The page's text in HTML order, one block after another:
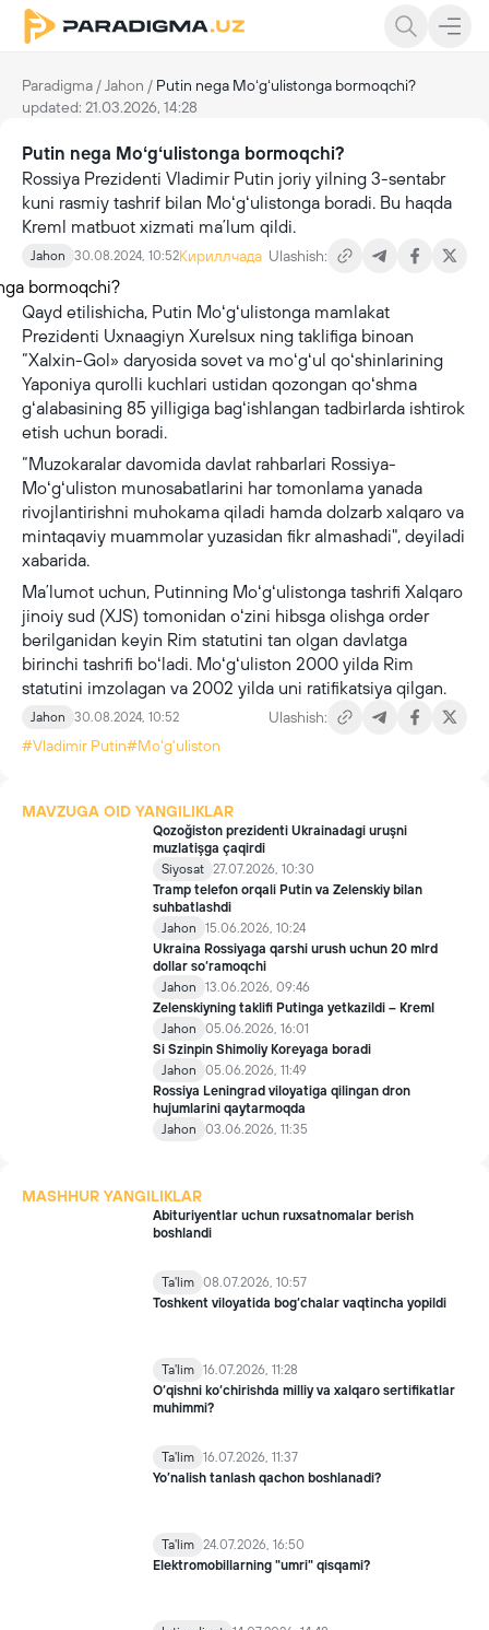
Paradigma / Jahon / Putin nega Moʻgʻulistonga bormoqchi?
updated: 21.03.2026, 14:28
Putin nega Moʻgʻulistonga bormoqchi?
Rossiya Prezidenti Vladimir Putin joriy yilning 3-sentabr
kuni rasmiy tashrif bilan Moʻgʻulistonga boradi. Bu haqda
Kreml matbuot xizmati maʼlum qildi.
Jahon 30.08.2024, 10:52Кириллчада Ulashish:
Qayd etilishicha, Putin Moʻgʻulistonga mamlakat
Prezidenti Uxnaagiyn Xurelsux ning taklifiga binoan
“Xalxin-Gol» daryosida sovet va moʻgʻul qoʻshinlarining
Yaponiya qurolli kuchlari ustidan qozongan qoʻshma
gʻalabasining 85 yilligiga bagʻishlangan tadbirlarda ishtirok
etish uchun boradi.
“Muzokaralar davomida davlat rahbarlari Rossiya-
Moʻgʻuliston munosabatlarini har tomonlama yanada
rivojlantirishni muhokama qiladi hamda dolzarb xalqaro va
mintaqaviy muammolar yuzasidan fikr almashadi", deyiladi
xabarida.
Maʼlumot uchun, Putinning Moʻgʻulistonga tashrifi Xalqaro
jinoiy sud (XJS) tomonidan oʻzini hibsga olishga order
berilganidan keyin Rim statutini tan olgan davlatga
birinchi tashrifi boʻladi. Moʻgʻuliston 2000 yilda Rim
statutini imzolagan va 2002 yilda uni ratifikatsiya qilgan.
Jahon 30.08.2024, 10:52
Ulashish:
#Vladimir Putin#Mo'g'uliston
MAVZUGA OID YANGILIKLAR
Qozoğiston prezidenti Ukrainadagi uruşni
muzlatişga çaqirdi
Siyosat 27.07.2026, 10:30
Tramp telefon orqali Putin va Zelenskiy bilan
suhbatlashdi
Jahon
15.06.2026, 10:24
Ukraina Rossiyaga qarshi urush uchun 20 mlrd
dollar so‘ramoqchi
Jahon
13.06.2026, 09:46
Zelenskiyning taklifi Putinga yetkazildi – Kreml
Jahon
05.06.2026, 16:01
Si Szinpin Shimoliy Koreyaga boradi
Jahon
05.06.2026, 11:49
Rossiya Leningrad viloyatiga qilingan dron
hujumlarini qaytarmoqda
Jahon
03.06.2026, 11:35
MASHHUR YANGILIKLAR
Abituriyentlar uchun ruxsatnomalar berish
boshlandi
Ta'lim 08.07.2026, 10:57
Toshkent viloyatida bog‘chalar vaqtincha yopildi
Ta'lim 16.07.2026, 11:28
O‘qishni ko‘chirishda milliy va xalqaro sertifikatlar
muhimmi?
Ta'lim 16.07.2026, 11:37
Yo’nalish tanlash qachon boshlanadi?
Ta'lim 24.07.2026, 16:50
Elektromobillarning "umri" qisqami?